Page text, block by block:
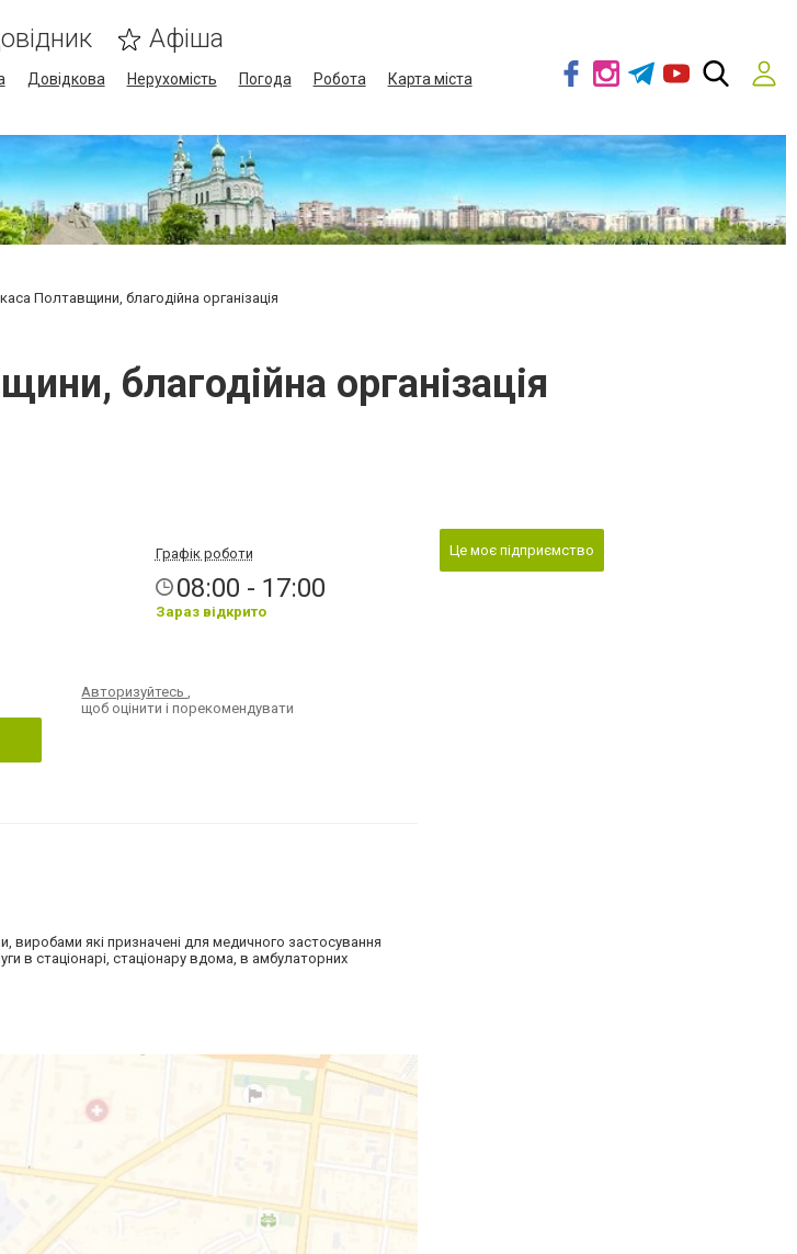
Афіша
Довідкова Нерухомість Погода Робота
Карта міста
Полтавщини, благодійна організація
благодійна організація
Графік роботи
08:00 - 17:00
Зараз відкрито
Авторизуйтесь,
щоб оцінити і порекомендувати
виробами які призначені для медичного застосування
в стаціонарі, стаціонару вдома, в амбулаторних
Це моє підприємство